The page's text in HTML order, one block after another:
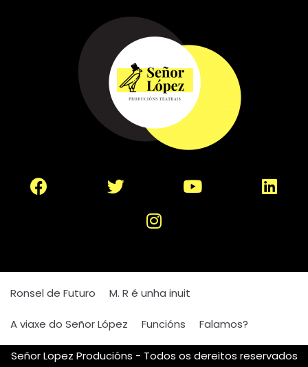
Ronsel de Futuro M. R é unha inuit
A viaxe do Señor López Funcións Falamos?
Señor Lopez Producións - Todos os dereitos reservados